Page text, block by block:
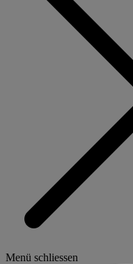
Menü schliessen